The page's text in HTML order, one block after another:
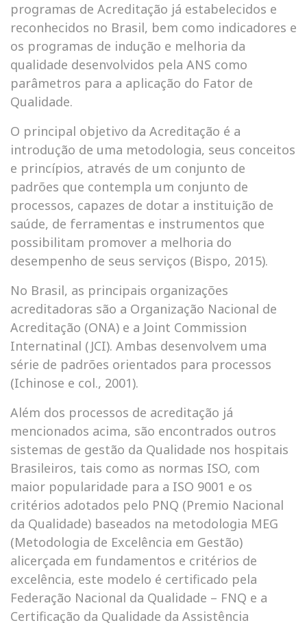
programas de Acreditação já estabelecidos e
reconhecidos no Brasil, bem como indicadores e
os programas de indução e melhoria da
qualidade desenvolvidos pela ANS como
parâmetros para a aplicação do Fator de
Qualidade.
O principal objetivo da Acreditação é a
introdução de uma metodologia, seus conceitos
e princípios, através de um conjunto de
padrões que contempla um conjunto de
processos, capazes de dotar a instituição de
saúde, de ferramentas e instrumentos que
possibilitam promover a melhoria do
desempenho de seus serviços (Bispo, 2015).
No Brasil, as principais organizações
acreditadoras são a Organização Nacional de
Acreditação (ONA) e a Joint Commission
Internatinal (JCI). Ambas desenvolvem uma
série de padrões orientados para processos
(Ichinose e col., 2001).
Além dos processos de acreditação já
mencionados acima, são encontrados outros
sistemas de gestão da Qualidade nos hospitais
Brasileiros, tais como as normas ISO, com
maior popularidade para a ISO 9001 e os
critérios adotados pelo PNQ (Premio Nacional
da Qualidade) baseados na metodologia MEG
(Metodologia de Excelência em Gestão)
alicerçada em fundamentos e critérios de
excelência, este modelo é certificado pela
Federação Nacional da Qualidade – FNQ e a
Certificação da Qualidade da Assistência